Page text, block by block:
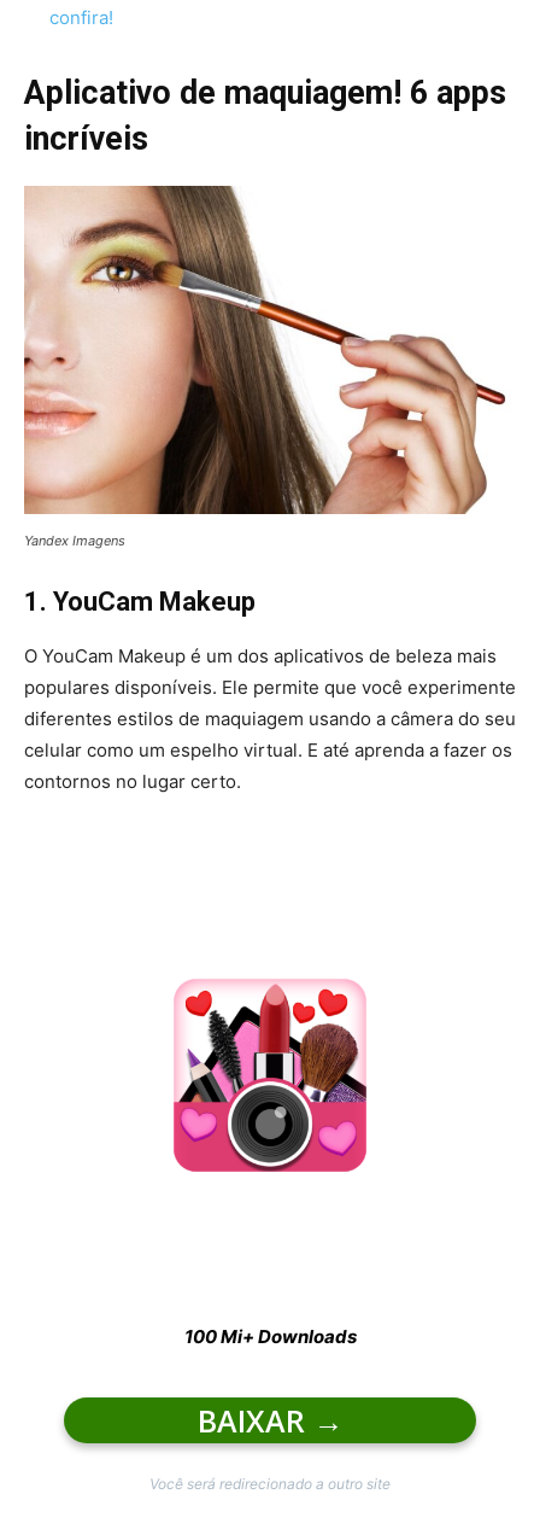
confira!
Aplicativo de maquiagem! 6 apps
incríveis
Yandex Imagens
1. YouCam Makeup
O YouCam Makeup é um dos aplicativos de beleza mais
populares disponíveis. Ele permite que você experimente
diferentes estilos de maquiagem usando a câmera do seu
celular como um espelho virtual. E até aprenda a fazer os
contornos no lugar certo.
100 Mi+ Downloads
BAIXAR →
Você será redirecionado a outro site